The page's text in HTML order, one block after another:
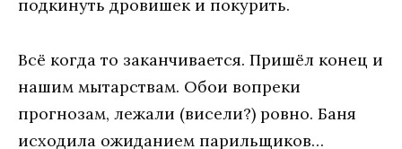
подкинуть дровишек и покурить.
Всё когда то заканчивается. Пришёл конец и
нашим мытарствам. Обои вопреки
прогнозам, лежали (висели?) ровно. Баня
исходила ожиданием парильщиков…